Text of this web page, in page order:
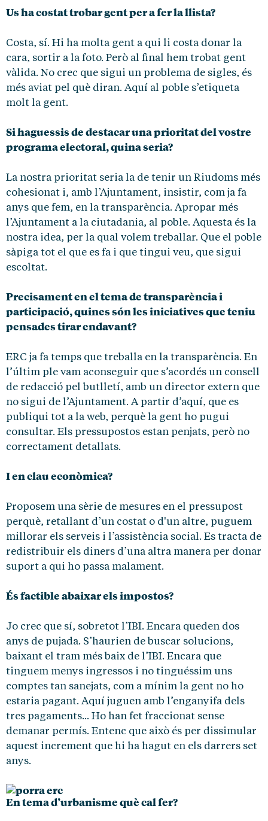
Us ha costat trobar gent per a fer la llista?
Costa, sí. Hi ha molta gent a qui li costa donar la
cara, sortir a la foto. Però al final hem trobat gent
vàlida. No crec que sigui un problema de sigles, és
més aviat pel què diran. Aquí al poble s’etiqueta
molt la gent.
Si haguessis de destacar una prioritat del vostre
programa electoral, quina seria?
La nostra prioritat seria la de tenir un Riudoms més
cohesionat i, amb l’Ajuntament, insistir, com ja fa
anys que fem, en la transparència. Apropar més
l’Ajuntament a la ciutadania, al poble. Aquesta és la
nostra idea, per la qual volem treballar. Que el poble
sàpiga tot el que es fa i que tingui veu, que sigui
escoltat.
Precisament en el tema de transparència i
participació, quines són les iniciatives que teniu
pensades tirar endavant?
ERC ja fa temps que treballa en la transparència. En
l’últim ple vam aconseguir que s’acordés un consell
de redacció pel butlletí, amb un director extern que
no sigui de l’Ajuntament. A partir d’aquí, que es
publiqui tot a la web, perquè la gent ho pugui
consultar. Els pressupostos estan penjats, però no
correctament detallats.
I en clau econòmica?
Proposem una sèrie de mesures en el pressupost
perquè, retallant d’un costat o d'un altre, puguem
millorar els serveis i l’assistència social. Es tracta de
redistribuir els diners d’una altra manera per donar
suport a qui ho passa malament.
És factible abaixar els impostos?
Jo crec que sí, sobretot l’IBI. Encara queden dos
anys de pujada. S’haurien de buscar solucions,
baixant el tram més baix de l’IBI. Encara que
tinguem menys ingressos i no tinguéssim uns
comptes tan sanejats, com a mínim la gent no ho
estaria pagant. Aquí juguen amb l’enganyifa dels
tres pagaments... Ho han fet fraccionat sense
demanar permís. Entenc que això és per dissimular
aquest increment que hi ha hagut en els darrers set
anys.
En tema d’urbanisme què cal fer?